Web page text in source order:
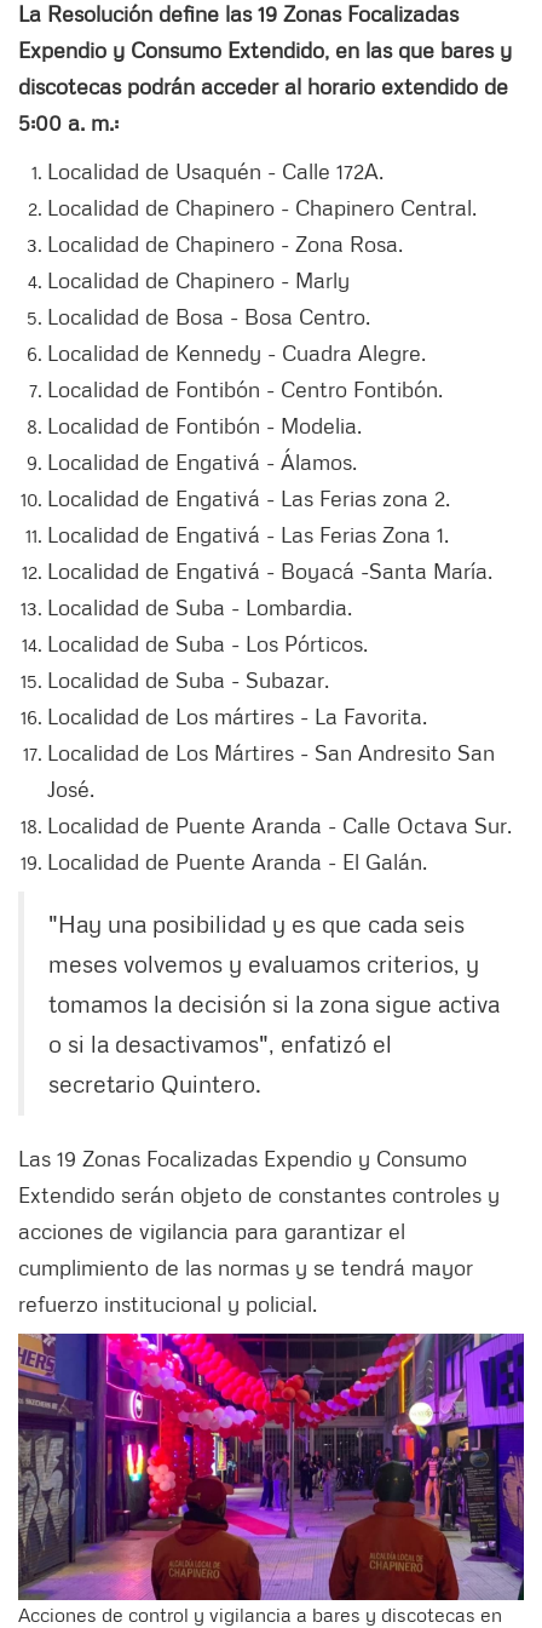
La Resolución define las 19 Zonas Focalizadas
Expendio y Consumo Extendido, en las que bares y
discotecas podrán acceder al horario extendido de
5:00 a. m.:
Localidad de Usaquén - Calle 172A.
Localidad de Chapinero - Chapinero Central.
Localidad de Chapinero - Zona Rosa.
Localidad de Chapinero - Marly
Localidad de Bosa - Bosa Centro.
Localidad de Kennedy - Cuadra Alegre.
Localidad de Fontibón - Centro Fontibón.
Localidad de Fontibón - Modelia.
Localidad de Engativá - Álamos.
Localidad de Engativá - Las Ferias zona 2.
Localidad de Engativá - Las Ferias Zona 1.
Localidad de Engativá - Boyacá -Santa María.
Localidad de Suba - Lombardia.
Localidad de Suba - Los Pórticos.
Localidad de Suba - Subazar.
Localidad de Los mártires - La Favorita.
Localidad de Los Mártires - San Andresito San
José.
Localidad de Puente Aranda - Calle Octava Sur.
Localidad de Puente Aranda - El Galán.
"Hay una posibilidad y es que cada seis
meses volvemos y evaluamos criterios, y
tomamos la decisión si la zona sigue activa
o si la desactivamos", enfatizó el
secretario Quintero.
Las 19 Zonas Focalizadas Expendio y Consumo
Extendido serán objeto de constantes controles y
acciones de vigilancia para garantizar el
cumplimiento de las normas y se tendrá mayor
refuerzo institucional y policial.
Acciones de control y vigilancia a bares y discotecas en